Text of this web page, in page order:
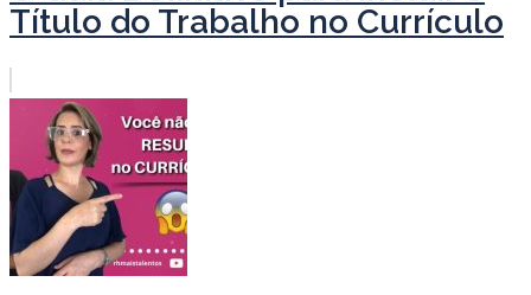
Título do Trabalho no Currículo